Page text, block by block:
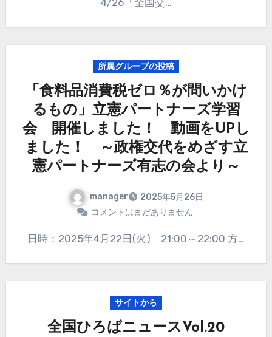
4/26「全国交…
所属グループの投稿
「食料品消費税ゼロ％が問いかけ
るもの」立憲パートナーズ学習
会 開催しました！ 動画をUPし
ました！ ～政権交代をめざす立
憲パートナーズ有志の会より～
manager
2025年5月26日
コメントはまだありません
日時：2025年4月22日(火) 21:00～22:00 方…
サイトから
全国ひろばニュースVol.20